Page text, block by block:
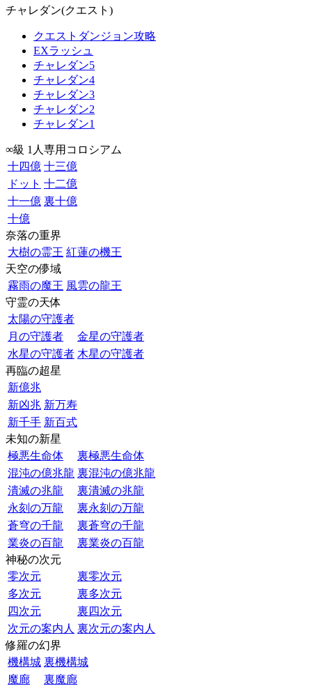
チャレダン(クエスト)
クエストダンジョン攻略
EXラッシュ
チャレダン5
チャレダン4
チャレダン3
チャレダン2
チャレダン1
∞級 1人専用コロシアム
十四億 十三億
ドット 十二億
十一億 裏十億
十億
奈落の重界
大樹の霊王 紅蓮の機王
天空の儚域
霧雨の魔王 風雲の龍王
守霊の天体
太陽の守護者
月の守護者
金星の守護者
水星の守護者 木星の守護者
再臨の超星
新億兆
新凶兆 新万寿
新千手 新百式
未知の新星
極悪生命体
裏極悪生命体
混沌の億兆龍 裏混沌の億兆龍
潰滅の兆龍
裏潰滅の兆龍
永刻の万龍
裏永刻の万龍
蒼穹の千龍
裏蒼穹の千龍
業炎の百龍
裏業炎の百龍
神秘の次元
零次元
裏零次元
多次元
裏多次元
四次元
裏四次元
次元の案内人 裏次元の案内人
修羅の幻界
機構城 裏機構城
魔廊
裏魔廊